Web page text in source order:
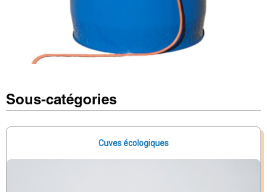
Sous-catégories
Cuves écologiques